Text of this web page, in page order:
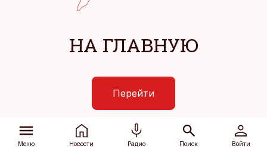
НА ГЛАВНУЮ
Перейти
Меню Новости Радио Поиск Войти